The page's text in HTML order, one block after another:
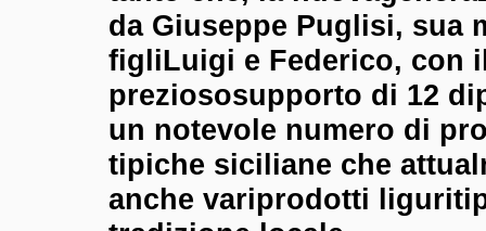
da Giuseppe Puglisi, sua
figliLuigi e Federico, con
preziososupporto di 12
un notevole numero di
tipiche siciliane che
anche variprodotti